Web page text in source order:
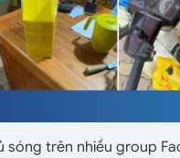
sóng trên nhiều group